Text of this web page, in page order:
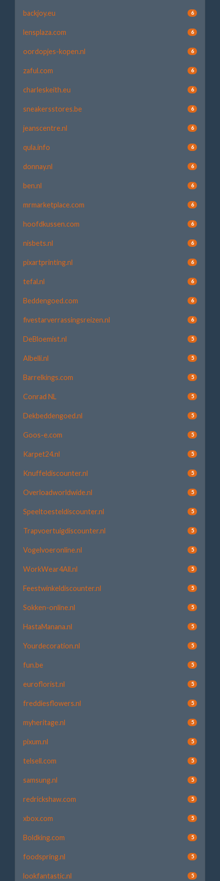
backjoy.eu 6
lensplaza.com 6
oordopjes-kopen.nl 6
zaful.com 6
charleskeith.eu 6
sneakersstores.be 6
jeanscentre.nl 6
qula.info 6
donnay.nl 6
ben.nl 6
mrmarketplace.com 6
hoofdkussen.com 6
nisbets.nl 6
pixartprinting.nl 6
tefal.nl 6
Beddengoed.com 6
fivestarverrassingsreizen.nl 6
DeBloemist.nl 5
Albelli.nl 5
Barrelkings.com 5
Conrad NL 5
Dekbeddengoed.nl 5
Goos-e.com 5
Karpet24.nl 5
Knuffeldiscounter.nl 5
Overloadworldwide.nl 5
Speeltoesteldiscounter.nl 5
Trapvoertuigdiscounter.nl 5
Vogelvoeronline.nl 5
WorkWear4All.nl 5
Feestwinkeldiscounter.nl 5
Sokken-online.nl 5
HastaManana.nl 5
Yourdecoration.nl 5
fun.be 5
euroflorist.nl 5
freddiesflowers.nl 5
myheritage.nl 5
pixum.nl 5
telsell.com 5
samsung.nl 5
redrickshaw.com 5
xbox.com 5
Boldking.com 5
foodspring.nl 5
lookfantastic.nl 5